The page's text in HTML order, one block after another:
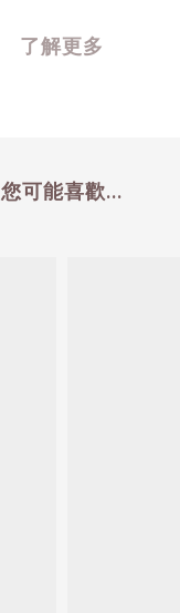
了解更多
您可能喜歡...